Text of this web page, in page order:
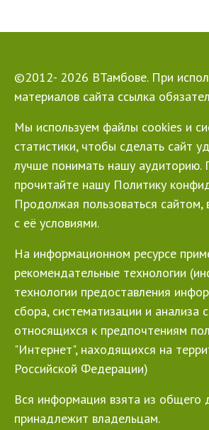
©2012- 2026 ВТамбове. При
материалов сайта ссылка
Мы используем файлы cookies и
статистики, чтобы сделать сайт
лучше понимать нашу аудиторию.
прочитайте нашу Политику
Продолжая пользоваться сайтом,
с её условиями.
На информационном ресурсе
рекомендательные технологии
технологии предоставления
сбора, систематизации и анализа
относящихся к предпочтениям
"Интернет", находящихся на
Российской Федерации)
Вся информация взята из общего
принадлежит владельцам.